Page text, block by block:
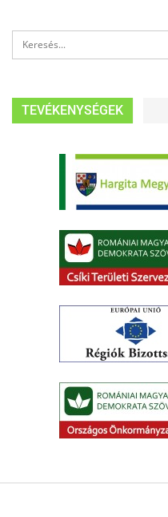
TEVÉKENYSÉGEK